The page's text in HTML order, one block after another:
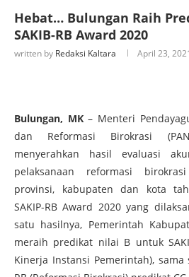
Hebat… Bulungan Raih
SAKIB-RB Award 2020
written by Redaksi Kaltara April 23, 2021
Bulungan, MK– Menteri
dan Reformasi Birokrasi
menyerahkan hasil evaluasi
pelaksanaan reformasi
provinsi, kabupaten dan kota
SAKIP-RB Award 2020 yang
satu hasilnya, Pemerintah
meraih predikat nilai B untuk
Kinerja Instansi Pemerintah),